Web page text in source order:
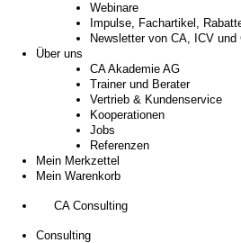
Webinare
Impulse, Fachartikel,
Newsletter von CA, ICV und
Über uns
CA Akademie AG
Trainer und Berater
Vertrieb & Kundenservice
Kooperationen
Jobs
Referenzen
Mein Merkzettel
Mein Warenkorb
CA Consulting
Consulting